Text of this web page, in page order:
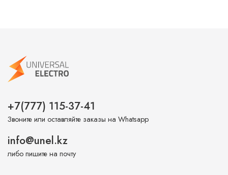
+7(777) 115-37-41
Звоните или оставляйте заказы на Whatsapp
info@unel.kz
либо пишите на почту